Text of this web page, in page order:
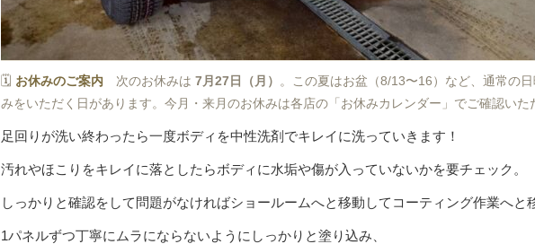
🗓 お休みのご案内 次のお休みは 7月27日（月）
。この夏はお盆（8/13〜16）など、通常の
みをいただく日があります。今月・来月のお休みは各店の「お休みカレンダー」でご確認いた
足回りが洗い終わったら一度ボディを中性洗剤でキレイに洗っていきます！
汚れやほこりをキレイに落としたらボディに水垢や傷が入っていないかを要チェック。
しっかりと確認をして問題がなければショールームへと移動してコーティング作業へと
1パネルずつ丁寧にムラにならないようにしっかりと塗り込み、